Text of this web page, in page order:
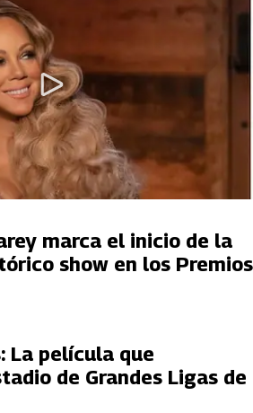
marca el inicio de la
show en los Premios
La película que
de Grandes Ligas de